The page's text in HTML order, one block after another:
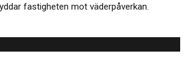
fastigheten mot väderpåverkan.